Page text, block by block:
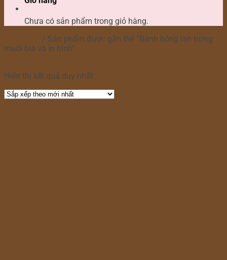
Chưa có sản phẩm trong giỏ hàng.
/ Sản phẩm được gắn thẻ “Bánh bông lan trứng
muối bia và in hình”
Hiển thị kết quả duy nhất